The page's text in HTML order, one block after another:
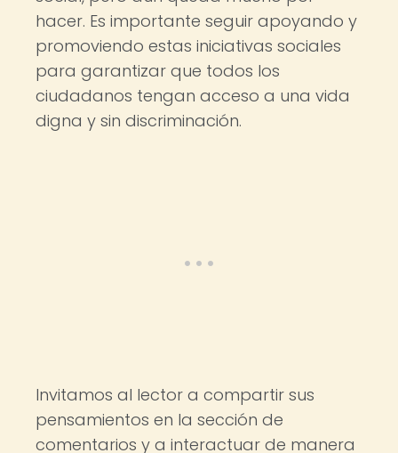
hacer. Es importante seguir apoyando y
promoviendo estas iniciativas sociales
para garantizar que todos los
ciudadanos tengan acceso a una vida
digna y sin discriminación.
Invitamos al lector a compartir sus
pensamientos en la sección de
comentarios y a interactuar de manera